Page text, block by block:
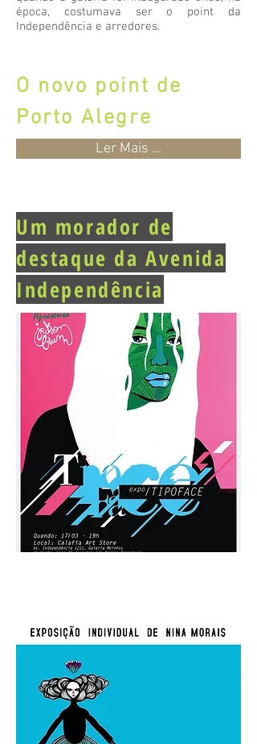
época, costumava ser o point da
Independência e arredores.
O novo point de
Porto Alegre
Ler Mais ...
Um morador de
destaque da Avenida
Independência